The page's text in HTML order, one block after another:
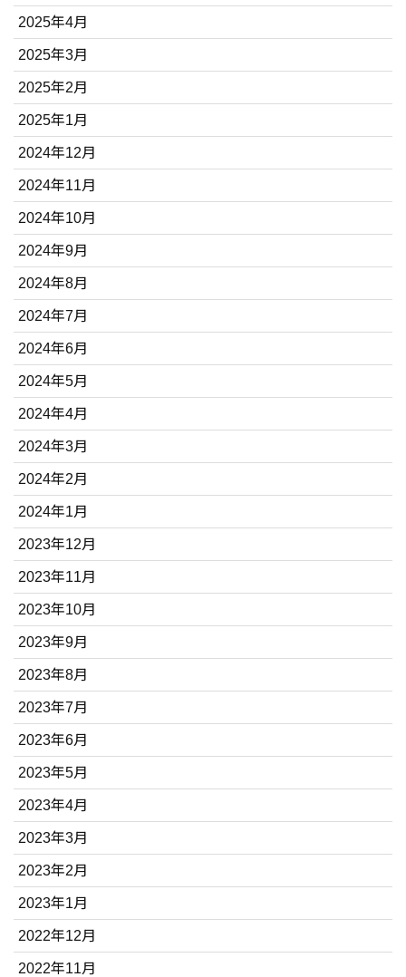
2025年4月
2025年3月
2025年2月
2025年1月
2024年12月
2024年11月
2024年10月
2024年9月
2024年8月
2024年7月
2024年6月
2024年5月
2024年4月
2024年3月
2024年2月
2024年1月
2023年12月
2023年11月
2023年10月
2023年9月
2023年8月
2023年7月
2023年6月
2023年5月
2023年4月
2023年3月
2023年2月
2023年1月
2022年12月
2022年11月